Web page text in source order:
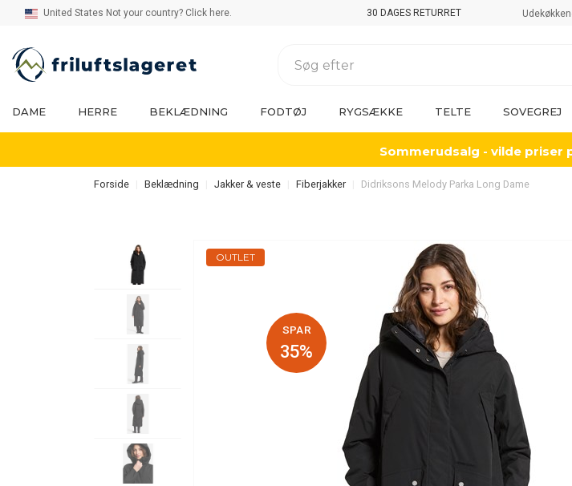
United States Not your country? Click here. 30 DAGES RETURRET
DAME HERRE BEKLÆDNING FODTØJ RYGSÆKKE TELTE SOVEGREJ
Sommerudsalg - vilde priser
Forside Beklædning Jakker & veste Fiberjakker Didriksons Melody Parka Long Dame
OUTLET
SPAR
35%